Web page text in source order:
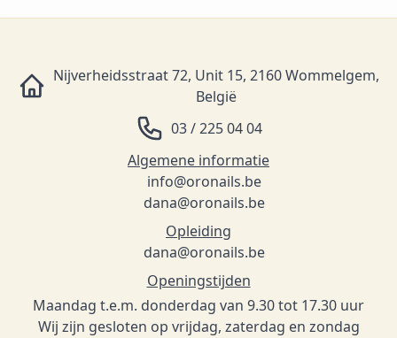
Nijverheidsstraat 72, Unit 15, 2160 Wommelgem,
België
03 / 225 04 04
Algemene informatie
info@oronails.be
dana@oronails.be
Opleiding
dana@oronails.be
Openingstijden
Maandag t.e.m. donderdag van 9.30 tot 17.30 uur
Wij zijn gesloten op vrijdag, zaterdag en zondag